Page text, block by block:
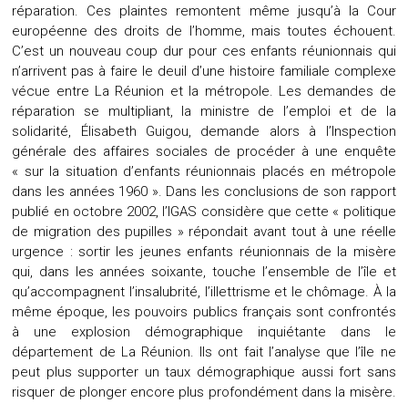
réparation. Ces plaintes remontent même jusqu’à la Cour
européenne des droits de l’homme, mais toutes échouent.
C’est un nouveau coup dur pour ces enfants réunionnais qui
n’arrivent pas à faire le deuil d’une histoire familiale complexe
vécue entre La Réunion et la métropole. Les demandes de
réparation se multipliant, la ministre de l’emploi et de la
solidarité, Élisabeth Guigou, demande alors à l’Inspection
générale des affaires sociales de procéder à une enquête
« sur la situation d’enfants réunionnais placés en métropole
dans les années 1960 ». Dans les conclusions de son rapport
publié en octobre 2002, l’IGAS considère que cette « politique
de migration des pupilles » répondait avant tout à une réelle
urgence : sortir les jeunes enfants réunionnais de la misère
qui, dans les années soixante, touche l’ensemble de l’île et
qu’accompagnent l’insalubrité, l’illettrisme et le chômage. À la
même époque, les pouvoirs publics français sont confrontés
à une explosion démographique inquiétante dans le
département de La Réunion. Ils ont fait l’analyse que l’île ne
peut plus supporter un taux démographique aussi fort sans
risquer de plonger encore plus profondément dans la misère.